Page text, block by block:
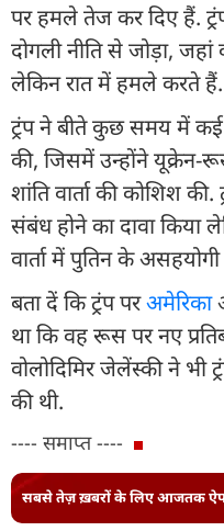
पर हमले तेज कर दिए हैं.
दोगली नीति से जोड़ा,
लेकिन रात में हमले करते हैं.
ट्रंप ने बीते कुछ समय में कई
की, जिसमें उन्होंने यूक्रेन-
शांति वार्ता की कोशिश
संबंध होने का दावा किया
वार्ता में पुतिन के
बता दें कि ट्रंप परअमेरिका
था कि वह रूस पर नए
वोलोदिमिर जेलेंस्की ने भी
की थी.
---- समाप्त ----
सबसे तेज़ ख़बरों के लिए आजतक